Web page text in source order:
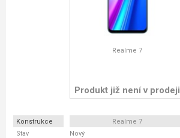
Realme 7
Produkt již není v prodeji
Konstrukce Realme 7
Stav
Nový